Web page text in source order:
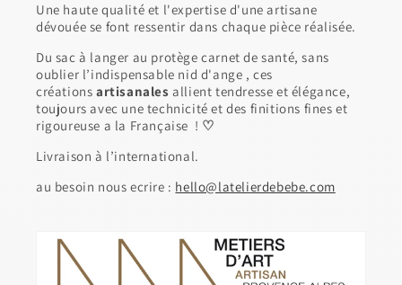
Une haute qualité et l'expertise d'une artisane
dévouée se font ressentir dans chaque pièce réalisée.
Du sac à langer au protège carnet de santé, sans
oublier l’indispensable nid d'ange , ces
créations artisanales allient tendresse et élégance,
toujours avec une technicité et des finitions fines et
rigoureuse a la Française ! ♡
Livraison à l’international.
au besoin nous ecrire : hello@latelierdebebe.com